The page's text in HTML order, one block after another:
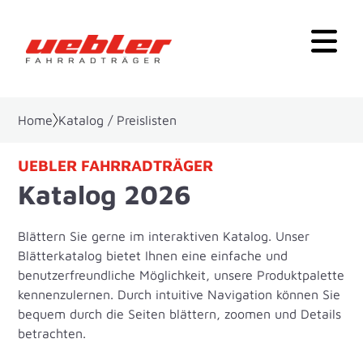
Home Katalog / Preislisten
UEBLER FAHRRADTRÄGER
Katalog 2026
Blättern Sie gerne im interaktiven Katalog. Unser
Blätterkatalog bietet Ihnen eine einfache und
benutzerfreundliche Möglichkeit, unsere Produktpalette
kennenzulernen. Durch intuitive Navigation können Sie
bequem durch die Seiten blättern, zoomen und Details
betrachten.